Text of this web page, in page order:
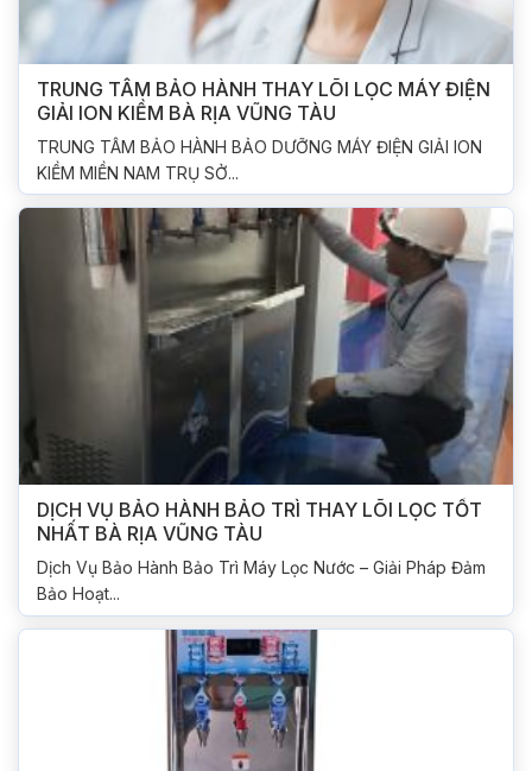
TRUNG TÂM BẢO HÀNH THAY LÕI LỌC MÁY ĐIỆN
GIẢI ION KIỀM BÀ RỊA VŨNG TÀU
TRUNG TÂM BẢO HÀNH BẢO DƯỠNG MÁY ĐIỆN GIẢI ION
KIỀM MIỀN NAM TRỤ SỞ...
DỊCH VỤ BẢO HÀNH BẢO TRÌ THAY LÕI LỌC TỐT
NHẤT BÀ RỊA VŨNG TÀU
Dịch Vụ Bảo Hành Bảo Trì Máy Lọc Nước – Giải Pháp Đảm
Bảo Hoạt...